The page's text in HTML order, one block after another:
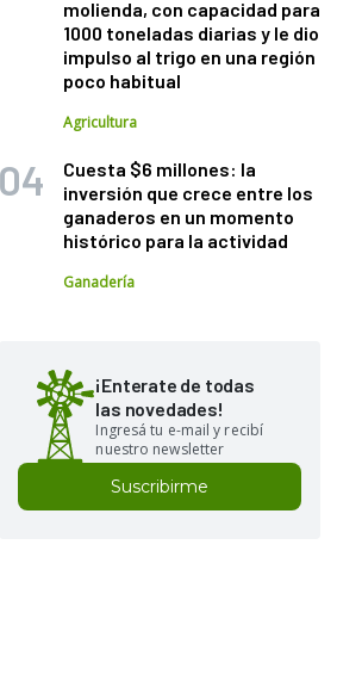
molienda, con capacidad para
1000 toneladas diarias y le dio
impulso al trigo en una región
poco habitual
Agricultura
Cuesta $6 millones: la
inversión que crece entre los
ganaderos en un momento
histórico para la actividad
Ganadería
¡Enterate de todas
las novedades!
Ingresá tu e-mail y recibí
nuestro newsletter
Suscribirme